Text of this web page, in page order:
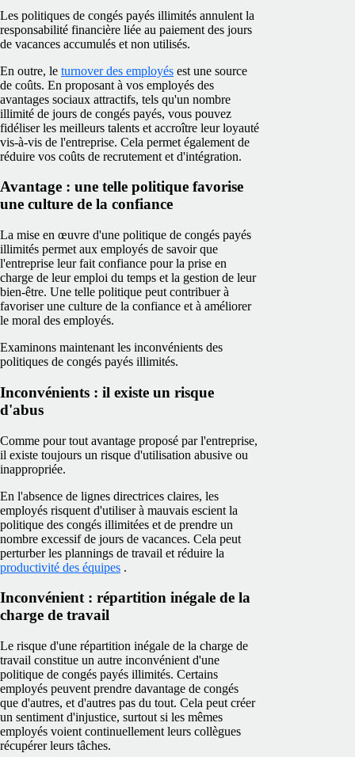
Les politiques de congés payés illimités annulent la
responsabilité financière liée au paiement des jours
de vacances accumulés et non utilisés.
En outre, le turnover des employés est une source
de coûts. En proposant à vos employés des
avantages sociaux attractifs, tels qu'un nombre
illimité de jours de congés payés, vous pouvez
fidéliser les meilleurs talents et accroître leur loyauté
vis-à-vis de l'entreprise. Cela permet également de
réduire vos coûts de recrutement et d'intégration.
Avantage : une telle politique favorise
une culture de la confiance
La mise en œuvre d'une politique de congés payés
illimités permet aux employés de savoir que
l'entreprise leur fait confiance pour la prise en
charge de leur emploi du temps et la gestion de leur
bien-être. Une telle politique peut contribuer à
favoriser une culture de la confiance et à améliorer
le moral des employés.
Examinons maintenant les inconvénients des
politiques de congés payés illimités.
Inconvénients : il existe un risque
d'abus
Comme pour tout avantage proposé par l'entreprise,
il existe toujours un risque d'utilisation abusive ou
inappropriée.
En l'absence de lignes directrices claires, les
employés risquent d'utiliser à mauvais escient la
politique des congés illimitées et de prendre un
nombre excessif de jours de vacances. Cela peut
perturber les plannings de travail et réduire la
productivité des équipes .
Inconvénient : répartition inégale de la
charge de travail
Le risque d'une répartition inégale de la charge de
travail constitue un autre inconvénient d'une
politique de congés payés illimités. Certains
employés peuvent prendre davantage de congés
que d'autres, et d'autres pas du tout. Cela peut créer
un sentiment d'injustice, surtout si les mêmes
employés voient continuellement leurs collègues
récupérer leurs tâches.